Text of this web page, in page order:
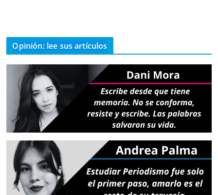
Opinión: lee sus artículos